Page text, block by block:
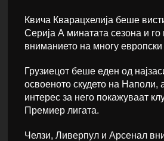
Квича Кварацхелија беше
Серија А минатата сезона и го
вниманието на многу европски
Грузиецот беше еден од
освоеното скудето на Наполи,
интерес за него покажуваат
Премиер лигата.
Челзи, Ливерпул и Арсенал